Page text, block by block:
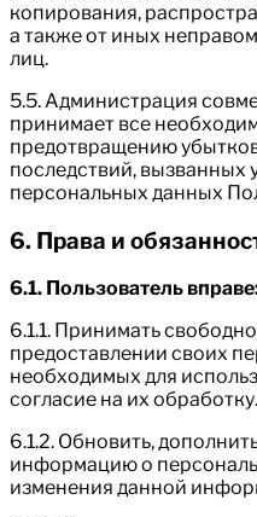
копирования,
а также от иных
лиц.
5.5. Администрация
принимает все
предотвращению
последствий, вызванных
персональных данных
6. Права и
6.1. Пользователь
6.1.1. Принимать
предоставлении своих
необходимых для
согласие на их обработку.
6.1.2. Обновить,
информацию о
изменения данной